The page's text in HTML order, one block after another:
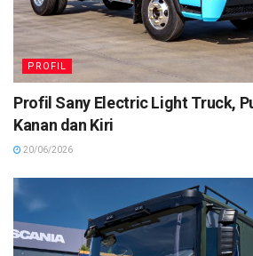
PROFIL
Profil Sany Electric Light Truck,
Kanan dan Kiri
20/06/2026